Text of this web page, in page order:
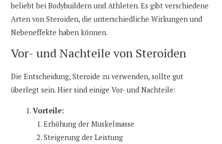
beliebt bei Bodybuildern und Athleten. Es gibt verschiedene
Arten von Steroiden, die unterschiedliche Wirkungen und
Nebeneffekte haben können.
Vor- und Nachteile von Steroiden
Die Entscheidung, Steroide zu verwenden, sollte gut
überlegt sein. Hier sind einige Vor- und Nachteile:
Vorteile:
Erhöhung der Muskelmasse
Steigerung der Leistung